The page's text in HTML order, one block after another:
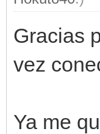
Gracias
vez
Ya me